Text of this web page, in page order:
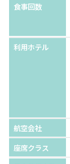
食事回数
利用ホテル
航空会社
座席クラス